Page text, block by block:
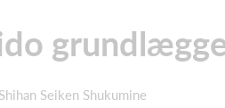
Seiken Shukumine